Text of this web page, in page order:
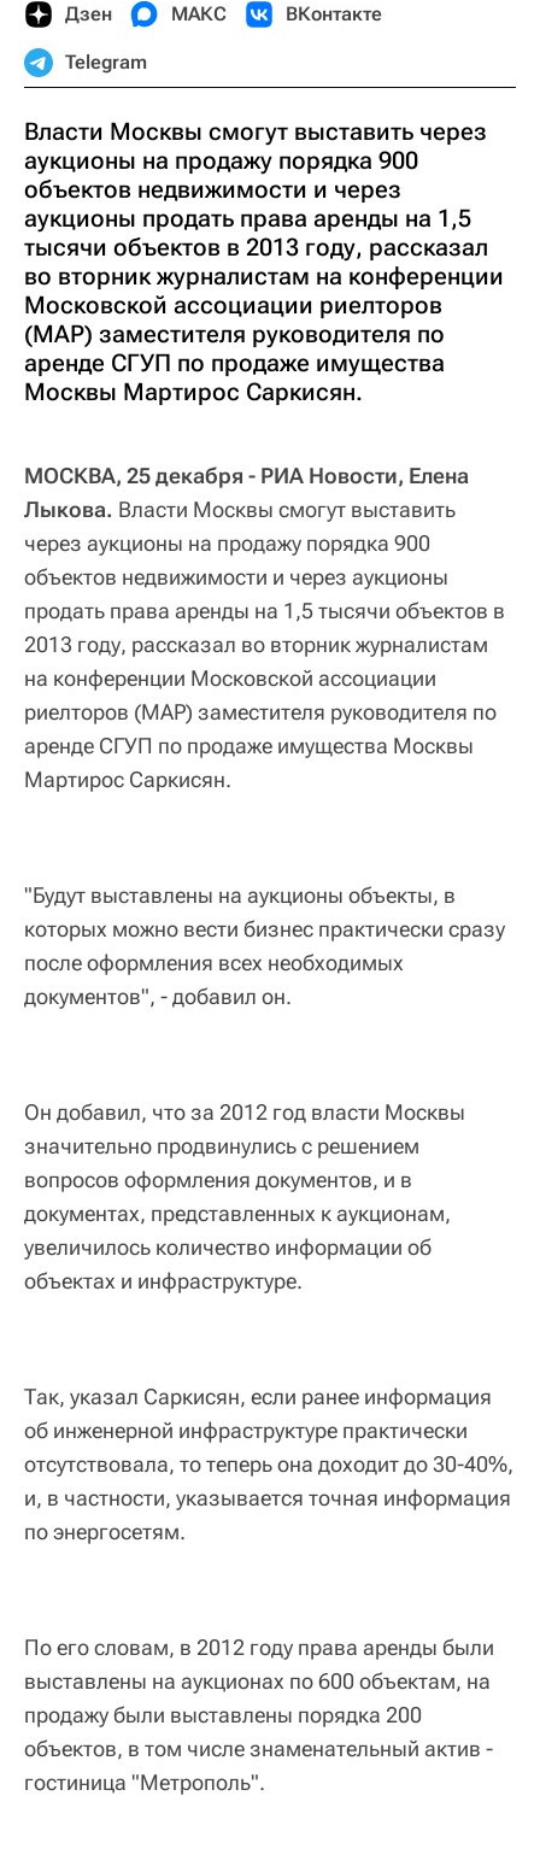
Дзен МАКС ВКонтакте
Telegram
Власти Москвы смогут выставить через
аукционы на продажу порядка 900
объектов недвижимости и через
аукционы продать права аренды на 1,5
тысячи объектов в 2013 году, рассказал
во вторник журналистам на конференции
Московской ассоциации риелторов
(МАР) заместителя руководителя по
аренде СГУП по продаже имущества
Москвы Мартирос Саркисян.
МОСКВА, 25 декабря - РИА Новости, Елена
Лыкова. Власти Москвы смогут выставить
через аукционы на продажу порядка 900
объектов недвижимости и через аукционы
продать права аренды на 1,5 тысячи объектов в
2013 году, рассказал во вторник журналистам
на конференции Московской ассоциации
риелторов (МАР) заместителя руководителя по
аренде СГУП по продаже имущества Москвы
Мартирос Саркисян.
"Будут выставлены на аукционы объекты, в
которых можно вести бизнес практически сразу
после оформления всех необходимых
документов", - добавил он.
Он добавил, что за 2012 год власти Москвы
значительно продвинулись с решением
вопросов оформления документов, и в
документах, представленных к аукционам,
увеличилось количество информации об
объектах и инфраструктуре.
Так, указал Саркисян, если ранее информация
об инженерной инфраструктуре практически
отсутствовала, то теперь она доходит до 30-40%,
и, в частности, указывается точная информация
по энергосетям.
По его словам, в 2012 году права аренды были
выставлены на аукционах по 600 объектам, на
продажу были выставлены порядка 200
объектов, в том числе знаменательный актив -
гостиница "Метрополь".